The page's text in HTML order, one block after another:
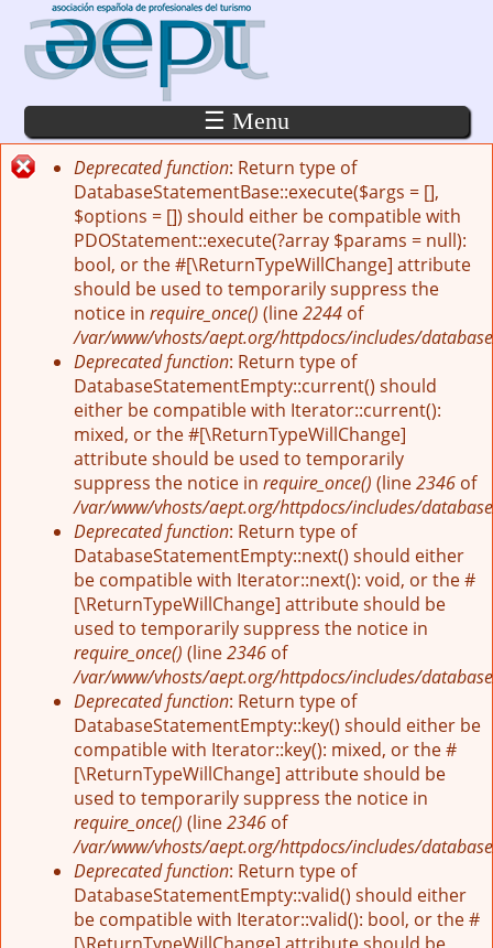
Pasar al contenido principal
☰ Menu
Mensaje de error
Deprecated function: Return type of
DatabaseStatementBase::execute($args = [],
$options = []) should either be compatible with
PDOStatement::execute(?array $params = null):
bool, or the #[\ReturnTypeWillChange] attribute
should be used to temporarily suppress the
notice in require_once() (line2244 of
/var/www/vhosts/aept.org/httpdocs/includes/
Deprecated function: Return type of
DatabaseStatementEmpty::current() should
either be compatible with Iterator::current():
mixed, or the #[\ReturnTypeWillChange]
attribute should be used to temporarily
suppress the notice in require_once() (line2346 of
/var/www/vhosts/aept.org/httpdocs/includes/
Deprecated function: Return type of
DatabaseStatementEmpty::next() should either
be compatible with Iterator::next(): void, or the #
[\ReturnTypeWillChange] attribute should be
used to temporarily suppress the notice in
require_once() (line2346 of
/var/www/vhosts/aept.org/httpdocs/includes/
Deprecated function: Return type of
DatabaseStatementEmpty::key() should either be
compatible with Iterator::key(): mixed, or the #
[\ReturnTypeWillChange] attribute should be
used to temporarily suppress the notice in
require_once() (line2346 of
/var/www/vhosts/aept.org/httpdocs/includes/
Deprecated function: Return type of
DatabaseStatementEmpty::valid() should either
be compatible with Iterator::valid(): bool, or the #